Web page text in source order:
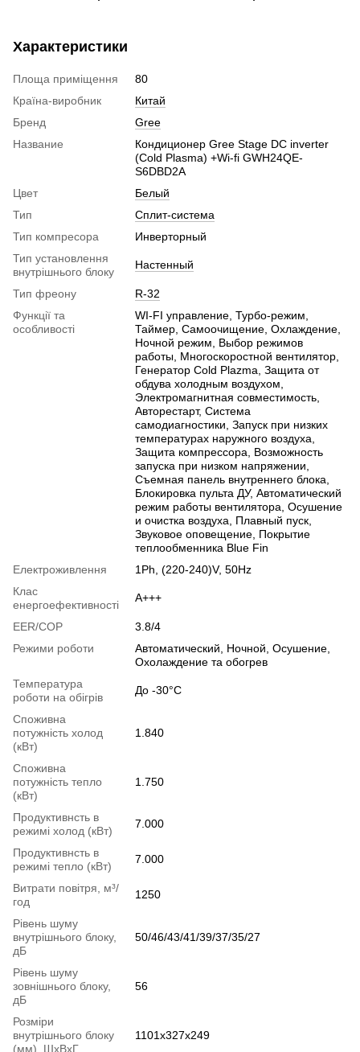
Характеристики
Площа приміщення
80
Країна-виробник
Китай
Бренд
Gree
Название
Кондиционер Gree Stage DC inverter
(Cold Plasma) +Wi-fi GWH24QE-
S6DBD2A
Цвет
Белый
Тип
Сплит-система
Тип компресора
Инверторный
Тип установлення
внутрішнього блоку
Настенный
Тип фреону
R-32
Функції та
особливості
WI-FI управление, Турбо-режим,
Таймер, Самоочищение, Охлаждение,
Ночной режим, Выбор режимов
работы, Многоскоростной вентилятор,
Генератор Cold Plazma, Защита от
обдува холодным воздухом,
Электромагнитная совместимость,
Авторестарт, Система
самодиагностики, Запуск при низких
температурах наружного воздуха,
Защита компрессора, Возможность
запуска при низком напряжении,
Съемная панель внутреннего блока,
Блокировка пульта ДУ, Автоматический
режим работы вентилятора, Осушение
и очистка воздуха, Плавный пуск,
Звуковое оповещение, Покрытие
теплообменника Blue Fin
Електроживлення
1Ph, (220-240)V, 50Hz
Клас
енергоефективності
A+++
EER/COP
3.8/4
Режими роботи
Автоматический, Ночной, Осушение,
Охолаждение та обогрев
Температура
роботи на обігрів
До -30°C
Споживна
потужність холод
(кВт)
1.840
Споживна
потужність тепло
(кВт)
1.750
Продуктивнсть в
режимі холод (кВт)
7.000
Продуктивнсть в
режимі тепло (кВт)
7.000
Витрати повітря, м³/
год
1250
Рівень шуму
внутрішнього блоку,
дБ
50/46/43/41/39/37/35/27
Рівень шуму
зовнішнього блоку,
дБ
56
Розміри
внутрішнього блоку
(мм), ШхВхГ
1101x327x249